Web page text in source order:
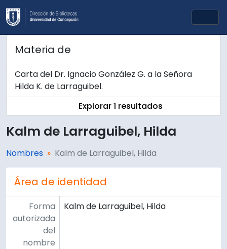
Skip to main content
Materia de
Carta del Dr. Ignacio González G. a la Señora
Hilda K. de Larraguibel.
Explorar 1 resultados
Kalm de Larraguibel, Hilda
Nombres Kalm de Larraguibel, Hilda
Área de identidad
Forma
autorizada
del
nombre
Kalm de Larraguibel, Hilda